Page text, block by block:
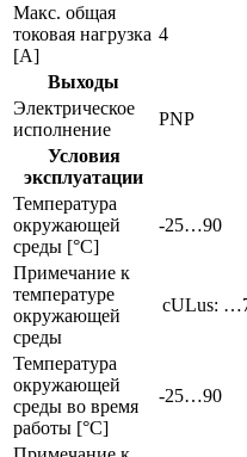
Макс. общая
токовая нагрузка
[A]
4
Выходы
Электрическое
исполнение
PNP
Условия
эксплуатации
Температура
окружающей
среды [°C]
-25…90
Примечание к
температуре
окружающей
среды
cULus:
Температура
окружающей
среды во время
работы [°C]
-25…90